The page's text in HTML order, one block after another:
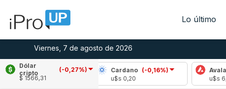
Lo último
Viernes, 7 de agosto de 2026
Dólar
cripto
(-0,27%)
$ 1566,31
(-0,90%)
Cardano
(-0,16%)
Avalanche (-